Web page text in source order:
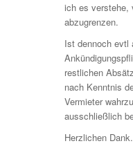
ich es verstehe,
abzugrenzen.
Ist dennoch evtl
restlichen
nach Kenntnis
Vermieter
ausschließlich
Herzlichen Dank.